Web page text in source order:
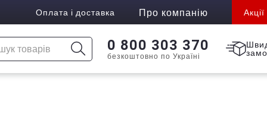
Оплата і доставка Про компанію Акції
0 800 303 370
безкоштовно по Україні